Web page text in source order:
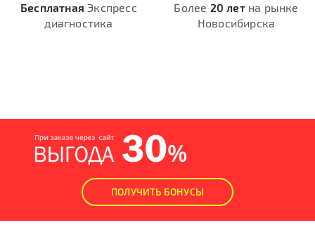
Бесплатная Экспресс
диагностика
Более 20 летна рынке
Новосибирска
ПОЛУЧИТЬ БОНУСЫ